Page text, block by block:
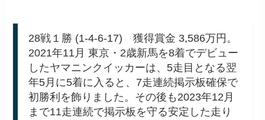
28戦１勝 (1-4-6-17) 獲得賞金 3,586万円。
2021年11月 東京・2歳新馬を8着でデビュー
したヤマニンクイッカーは、5走目となる翌
年5月に5着に入ると、7走連続掲示板確保で
初勝利を飾りました。その後も2023年12月
まで11走連続で掲示板を守る安定した走り